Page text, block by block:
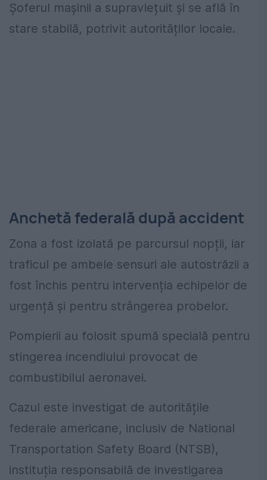
Șoferul mașinii a supraviețuit și se află în
stare stabilă, potrivit autorităților locale.
Anchetă federală după accident
Zona a fost izolată pe parcursul nopții, iar
traficul pe ambele sensuri ale autostrăzii a
fost închis pentru intervenția echipelor de
urgență și pentru strângerea probelor.
Pompierii au folosit spumă specială pentru
stingerea incendiului provocat de
combustibilul aeronavei.
Cazul este investigat de autoritățile
federale americane, inclusiv de National
Transportation Safety Board (NTSB),
instituția responsabilă de investigarea